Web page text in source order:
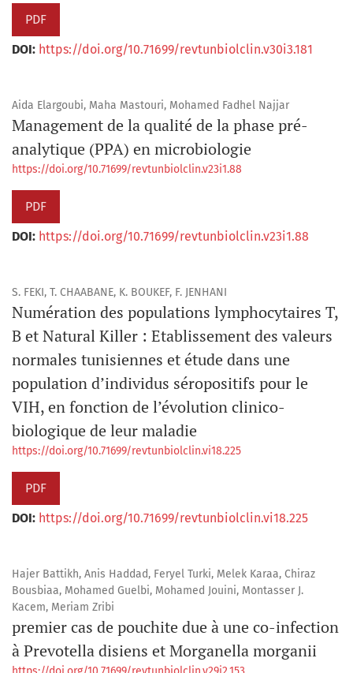
PDF
DOI: https://doi.org/10.71699/revtunbiolclin.v30i3.181
Aida Elargoubi, Maha Mastouri, Mohamed Fadhel Najjar
Management de la qualité de la phase pré-
analytique (PPA) en microbiologie
https://doi.org/10.71699/revtunbiolclin.v23i1.88
PDF
DOI: https://doi.org/10.71699/revtunbiolclin.v23i1.88
S. FEKI, T. CHAABANE, K. BOUKEF, F. JENHANI
Numération des populations lymphocytaires T,
B et Natural Killer : Etablissement des valeurs
normales tunisiennes et étude dans une
population d’individus séropositifs pour le
VIH, en fonction de l’évolution clinico-
biologique de leur maladie
https://doi.org/10.71699/revtunbiolclin.vi18.225
PDF
DOI: https://doi.org/10.71699/revtunbiolclin.vi18.225
Hajer Battikh, Anis Haddad, Feryel Turki, Melek Karaa, Chiraz
Bousbiaa, Mohamed Guelbi, Mohamed Jouini, Montasser J.
Kacem, Meriam Zribi
premier cas de pouchite due à une co-infection
à Prevotella disiens et Morganella morganii